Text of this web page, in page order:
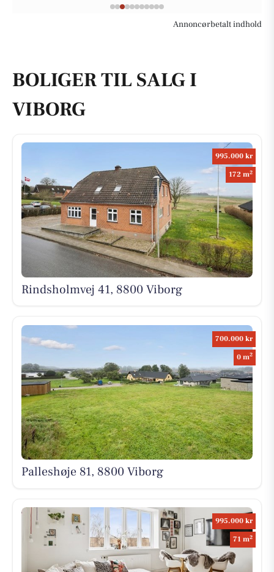
Annoncørbetalt indhold
BOLIGER TIL SALG I
VIBORG
995.000 kr
172 m2
Rindsholmvej 41, 8800 Viborg
700.000 kr
0 m2
Palleshøje 81, 8800 Viborg
995.000 kr
71 m2